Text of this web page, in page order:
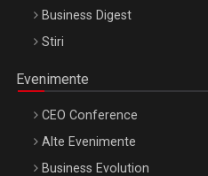
Business Digest
Stiri
Evenimente
CEO Conference
Alte Evenimente
Business Evolution